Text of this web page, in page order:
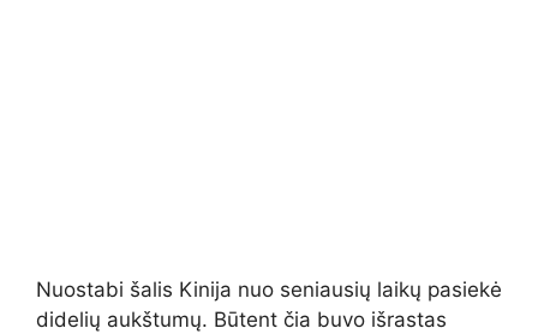
Nuostabi šalis Kinija nuo seniausių laikų pasiekė
didelių aukštumų. Būtent čia buvo išrastas